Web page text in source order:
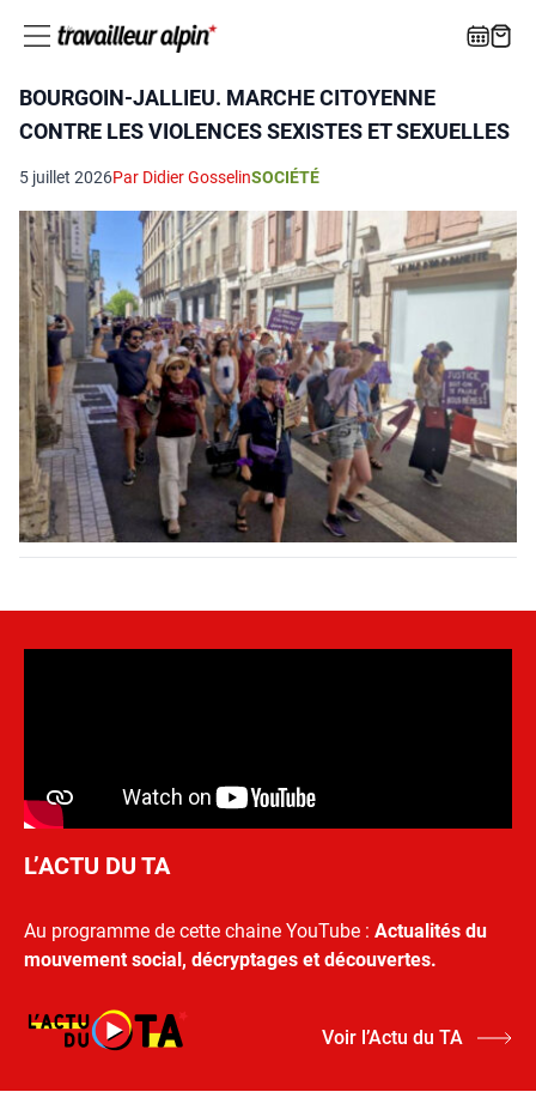
BOURGOIN-JALLIEU. MARCHE CITOYENNE
CONTRE LES VIOLENCES SEXISTES ET SEXUELLES
5 juillet 2026Par Didier GosselinSOCIÉTÉ
L’ACTU DU TA
Au programme de cette chaine YouTube : Actualités du
mouvement social, décryptages et découvertes.
Voir l’Actu du TA